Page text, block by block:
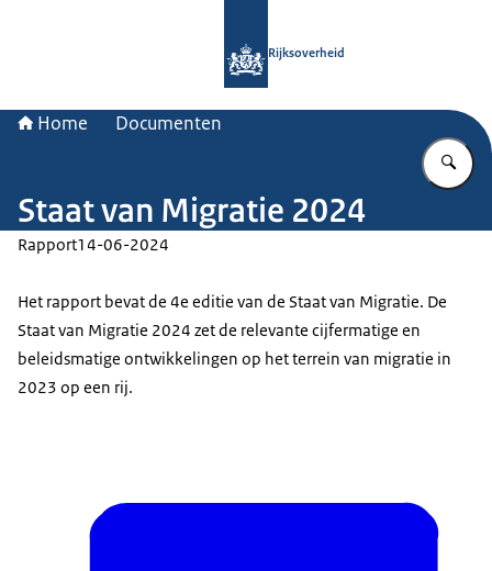
Rijksoverheid
Home Documenten
Staat van Migratie 2024
Rapport14-06-2024
Het rapport bevat de 4e editie van de Staat van Migratie. De
Staat van Migratie 2024 zet de relevante cijfermatige en
beleidsmatige ontwikkelingen op het terrein van migratie in
2023 op een rij.